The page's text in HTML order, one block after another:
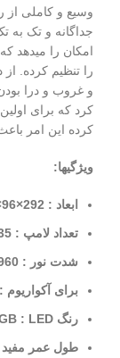
وسیع و کاملی از
جداگانه و تک به
امکان را میدهد
را تنظیم کرده
از
کرد که برای اولین
کرده این امر
ویژگیها:
ابعاد : 292×96×14 میلی متر
تعداد لامپ : 35 عدد
شدت نور : 1960 لومن
برای آکواریوم : 30 تا 40 سانت
رنگ RGB : LED
طول عمر مفید : 50000